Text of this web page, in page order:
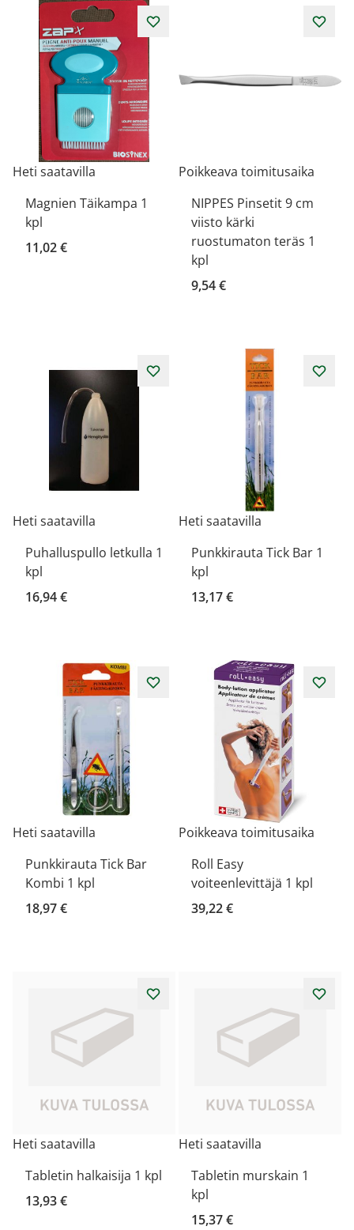
Heti saatavilla
Magnien Täikampa 1
kpl
11,02 €
Poikkeava toimitusaika
NIPPES Pinsetit 9 cm
viisto kärki
ruostumaton teräs 1
kpl
9,54 €
Heti saatavilla
Puhalluspullo letkulla 1
kpl
16,94 €
Heti saatavilla
Punkkirauta Tick Bar 1
kpl
13,17 €
Heti saatavilla
Punkkirauta Tick Bar
Kombi 1 kpl
18,97 €
Poikkeava toimitusaika
Roll Easy
voiteenlevittäjä 1 kpl
39,22 €
Heti saatavilla
Tabletin halkaisija 1 kpl
13,93 €
Heti saatavilla
Tabletin murskain 1
kpl
15,37 €